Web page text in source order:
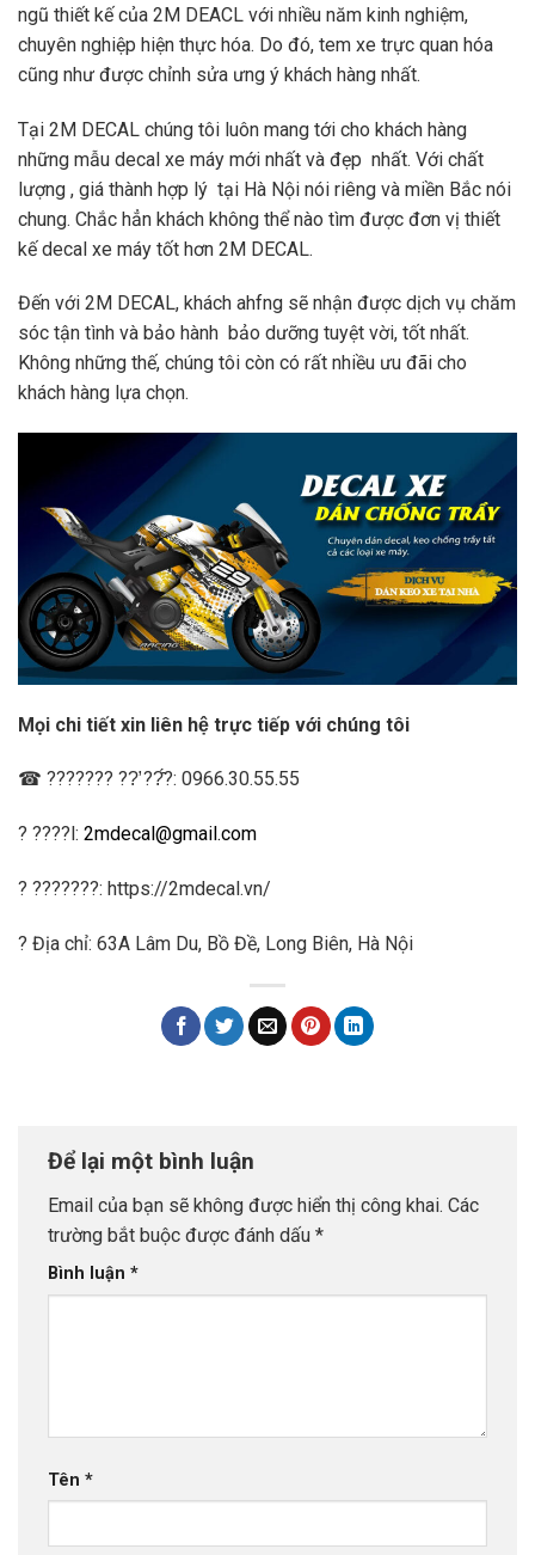
ngũ thiết kế của 2M DEACL với nhiều năm kinh nghiệm,
chuyên nghiệp hiện thực hóa. Do đó, tem xe trực quan hóa
cũng như được chỉnh sửa ưng ý khách hàng nhất.
Tại 2M DECAL chúng tôi luôn mang tới cho khách hàng
những mẫu decal xe máy mới nhất và đẹp nhất. Với chất
lượng , giá thành hợp lý tại Hà Nội nói riêng và miền Bắc nói
chung. Chắc hẳn khách không thể nào tìm được đơn vị thiết
kế decal xe máy tốt hơn 2M DECAL.
Đến với 2M DECAL, khách ahfng sẽ nhận được dịch vụ chăm
sóc tận tình và bảo hành bảo dưỡng tuyệt vời, tốt nhất.
Không những thế, chúng tôi còn có rất nhiều ưu đãi cho
khách hàng lựa chọn.
Mọi chi tiết xin liên hệ trực tiếp với chúng tôi
☎ ??????? ??̛ ??̂́?: 0966.30.55.55
? ????l: 2mdecal@gmail.com
? ???????: https://2mdecal.vn/
? Địa chỉ: 63A Lâm Du, Bồ Đề, Long Biên, Hà Nội
Để lại một bình luận
Email của bạn sẽ không được hiển thị công khai. Các
trường bắt buộc được đánh dấu *
Bình luận *
Tên *